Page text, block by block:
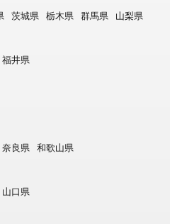
茨城県 栃木県 群馬県
山梨県
福井県
奈良県
和歌山県
山口県